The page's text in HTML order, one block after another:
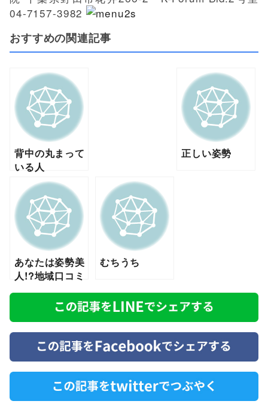
04-7157-3982
おすすめの関連記事
背中の丸まって
いる人
正しい姿勢
あなたは姿勢美
人!?地域口コミ
NO1 野田
市・流山・柏・
むちうち